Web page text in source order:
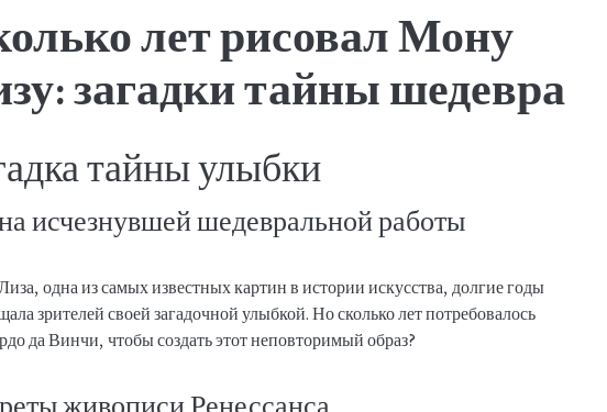
лет рисовал Мону
загадки тайны шедевра
тайны улыбки
исчезнувшей шедевральной работы
одна из самых известных картин в истории искусства, долгие годы
зрителей своей загадочной улыбкой. Но сколько лет потребовалось
да Винчи, чтобы создать этот неповторимый образ?